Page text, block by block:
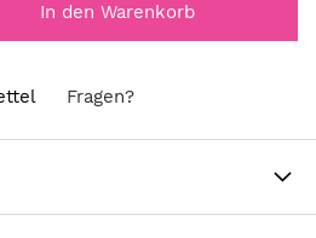
In den Warenkorb
Fragen?